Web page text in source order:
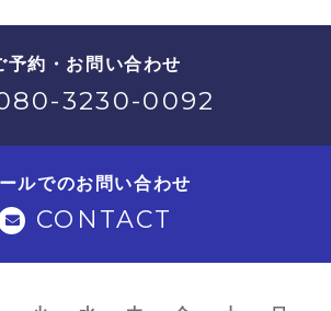
予約・お問い合わせ
3230-0092
ルでのお問い合わせ
CONTACT